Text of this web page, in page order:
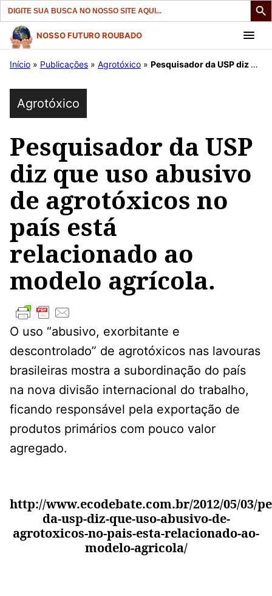
Search
for:
Pular
para
conteúdo
NOSSO FUTURO ROUBADO
Início » Publicações » Agrotóxico » Pesquisador da USP diz que uso abusivo de agrotóxicos no país está relacionado ao modelo agrícola.
Agrotóxico
Pesquisador da USP
diz que uso abusivo
de agrotóxicos no
país está
relacionado ao
modelo agrícola.
O uso “abusivo, exorbitante e
descontrolado” de agrotóxicos nas lavouras
brasileiras mostra a subordinação do país
na nova divisão internacional do trabalho,
ficando responsável pela exportação de
produtos primários com pouco valor
agregado.
http://www.ecodebate.com.br/2012/05/03/
da-usp-diz-que-uso-abusivo-de-
agrotoxicos-no-pais-esta-relacionado-ao-
modelo-agricola/